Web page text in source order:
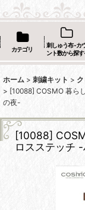
カテゴリ
刺しゅう布 -カ
ント数から探
ホーム > 刺繍キット >
> [10088] COSMO 暮ら
の夜-
[10088]
ロスステッチ